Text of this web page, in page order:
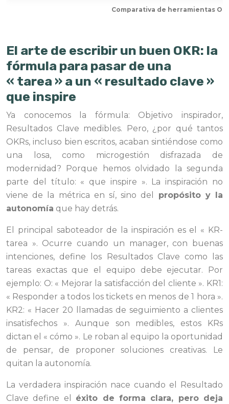
Comparativa de herramientas
El arte de escribir un buen OKR: la
fórmula para pasar de una
« tarea » a un « resultado clave »
que inspire
Ya conocemos la fórmula: Objetivo inspirador,
Resultados Clave medibles. Pero, ¿por qué tantos
OKRs, incluso bien escritos, acaban sintiéndose como
una losa, como microgestión disfrazada de
modernidad? Porque hemos olvidado la segunda
parte del título: « que inspire ». La inspiración no
viene de la métrica en sí, sino del propósito y la
autonomía que hay detrás.
El principal saboteador de la inspiración es el « KR-
tarea ». Ocurre cuando un manager, con buenas
intenciones, define los Resultados Clave como las
tareas exactas que el equipo debe ejecutar. Por
ejemplo: O: « Mejorar la satisfacción del cliente ». KR1:
« Responder a todos los tickets en menos de 1 hora ».
KR2: « Hacer 20 llamadas de seguimiento a clientes
insatisfechos ». Aunque son medibles, estos KRs
dictan el « cómo ». Le roban al equipo la oportunidad
de pensar, de proponer soluciones creativas. Le
quitan la autonomía.
La verdadera inspiración nace cuando el Resultado
Clave define el éxito de forma clara, pero deja